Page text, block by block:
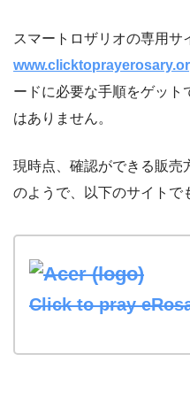
スマートロザリオの専用サ
ードに必要な手順をゲット
はありません。
現時点、確認ができる販売
のようで、以下のサイトで
Click to pray